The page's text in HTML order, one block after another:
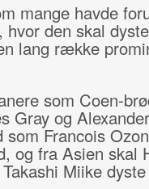
mange havde
hvor den skal
lang række
som Coen-
Gray og
Francois
og fra Asien skal
Miike